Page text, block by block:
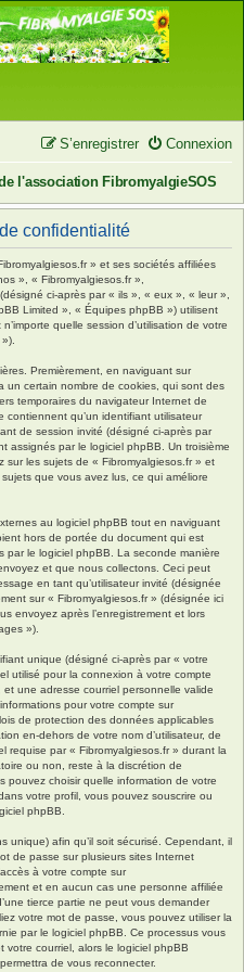
Connexion
S’enregistrer
l'association FibromyalgieSOS
confidentialité
» et ses sociétés affiliées
», « Fibromyalgiesos.fr »,
ci-après par « ils », « eux », « leur »,
Limited », « Équipes phpBB ») utilisent
quelle session d’utilisation de votre
Premièrement, en naviguant sur
un certain nombre de cookies, qui sont des
temporaires du navigateur Internet de
contiennent qu’un identifiant utilisateur
de session invité (désigné ci-après par
assignés par le logiciel phpBB. Un troisième
les sujets de « Fibromyalgiesos.fr » et
que vous avez lus, ce qui améliore
au logiciel phpBB tout en naviguant
hors de portée du document qui est
par le logiciel phpBB. La seconde manière
et que nous collectons. Ceci peut
en tant qu’utilisateur invité (désignée
sur « Fibromyalgiesos.fr » (désignée ici
envoyez après l’enregistrement et lors
»).
unique (désigné ci-après par « votre
utilisé pour la connexion à votre compte
une adresse courriel personnelle valide
pour votre compte sur
de protection des données applicables
en-dehors de votre nom d’utilisateur, de
requise par « Fibromyalgiesos.fr » durant la
ou non, reste à la discrétion de
pouvez choisir quelle information de votre
votre profil, vous pouvez souscrire ou
phpBB.
unique) afin qu’il soit sécurisé. Cependant, il
de passe sur plusieurs sites Internet
à votre compte sur
et en aucun cas une personne affiliée
tierce partie ne peut vous demander
votre mot de passe, vous pouvez utiliser la
par le logiciel phpBB. Ce processus vous
votre courriel, alors le logiciel phpBB
de vous reconnecter.